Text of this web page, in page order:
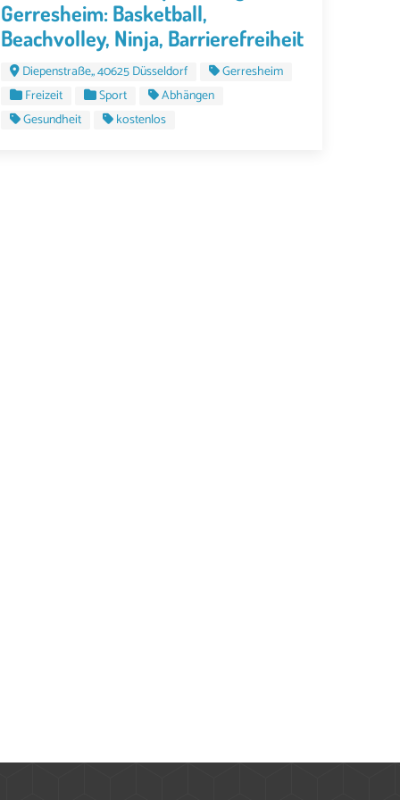
Gerresheim: Basketball,
Beachvolley, Ninja, Barrierefreiheit
Diepenstraße,, 40625 Düsseldorf
Gerresheim
Freizeit
Sport
Abhängen
Gesundheit
kostenlos